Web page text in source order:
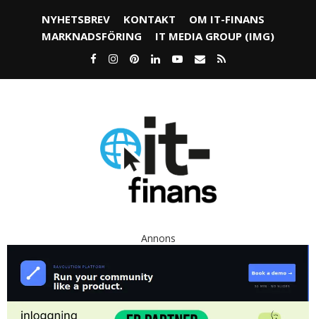
NYHETSBREV KONTAKT
OM IT-FINANS
MARKNADSFÖRING
IT MEDIA GROUP (IMG)
Annons